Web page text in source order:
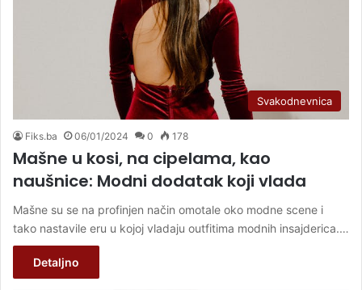
Svakodnevnica
Fiks.ba 06/01/2024 0 178
Mašne u kosi, na cipelama, kao
naušnice: Modni dodatak koji vlada
Mašne su se na profinjen način omotale oko modne scene i
tako nastavile eru u kojoj vladaju outfitima modnih insajderica.…
Detaljno